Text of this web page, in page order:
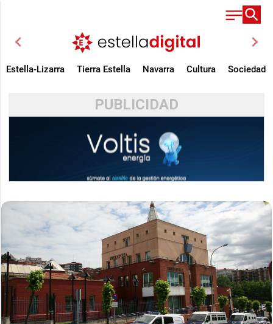
chevron_left chevron_right
Estella-Lizarra Tierra Estella Navarra Cultura Sociedad
PUBLICIDAD